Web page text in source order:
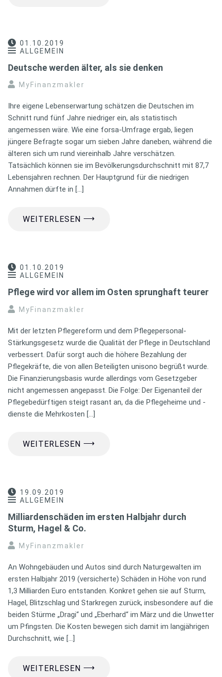
01.10.2019
ALLGEMEIN
Deutsche werden älter, als sie denken
MyFinanzmakler
Ihre eigene Lebenserwartung schätzen die Deutschen im
Schnitt rund fünf Jahre niedriger ein, als statistisch
angemessen wäre. Wie eine forsa-Umfrage ergab, liegen
jüngere Befragte sogar um sieben Jahre daneben, während die
älteren sich um rund viereinhalb Jahre verschätzen.
Tatsächlich können sie im Bevölkerungsdurchschnitt mit 87,7
Lebensjahren rechnen. Der Hauptgrund für die niedrigen
Annahmen dürfte in […]
WEITERLESEN ⟶
01.10.2019
ALLGEMEIN
Pflege wird vor allem im Osten sprunghaft teurer
MyFinanzmakler
Mit der letzten Pflegereform und dem Pflegepersonal-
Stärkungsgesetz wurde die Qualität der Pflege in Deutschland
verbessert. Dafür sorgt auch die höhere Bezahlung der
Pflegekräfte, die von allen Beteiligten unisono begrüßt wurde.
Die Finanzierungsbasis wurde allerdings vom Gesetzgeber
nicht angemessen angepasst. Die Folge: Der Eigenanteil der
Pflegebedürftigen steigt rasant an, da die Pflegeheime und -
dienste die Mehrkosten […]
WEITERLESEN ⟶
19.09.2019
ALLGEMEIN
Milliardenschäden im ersten Halbjahr durch
Sturm, Hagel & Co.
MyFinanzmakler
An Wohngebäuden und Autos sind durch Naturgewalten im
ersten Halbjahr 2019 (versicherte) Schäden in Höhe von rund
1,3 Milliarden Euro entstanden. Konkret gehen sie auf Sturm,
Hagel, Blitzschlag und Starkregen zurück, insbesondere auf die
beiden Stürme „Dragi“ und „Eberhard“ im März und die Unwetter
um Pfingsten. Die Kosten bewegen sich damit im langjährigen
Durchschnitt, wie […]
WEITERLESEN ⟶